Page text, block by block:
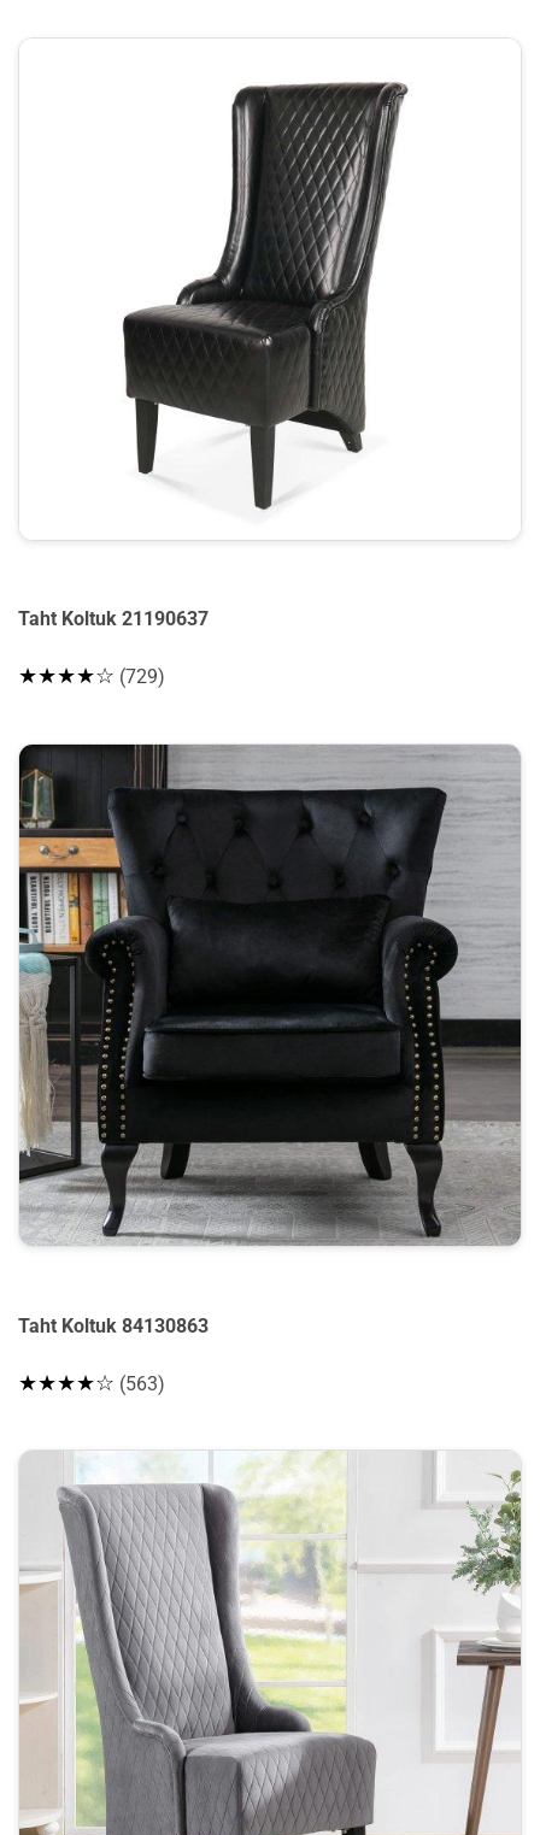
Taht Koltuk 21190637
★★★★☆ (729)
Taht Koltuk 84130863
★★★★☆ (563)